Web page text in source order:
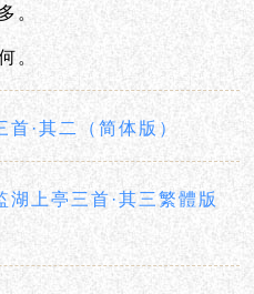
。
。
·其二（简体版）
上亭三首·其三繁體版